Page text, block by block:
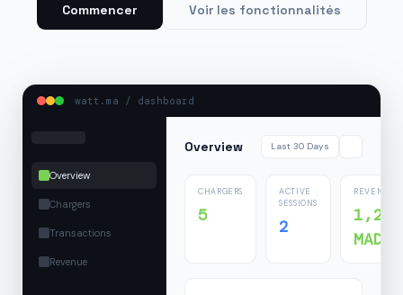
Commencer Voir les fonctionnalités
watt.ma / dashboard
Overview
Chargers
Transactions
Revenue
Overview Last 30 Days
CHARGERS
5
ACTIVE
SESSIONS
2
REVENUE
1,240
MAD